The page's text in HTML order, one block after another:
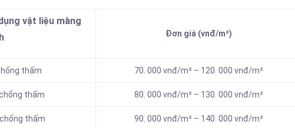
vật liệu màng
Đơn giá (vnđ/m²)
thấm 70. 000 vnđ/m² – 120. 000 vnđ/m²
thấm 80. 000 vnđ/m² – 130. 000 vnđ/m²
thấm 90. 000 vnđ/m² – 140. 000 vnđ/m²